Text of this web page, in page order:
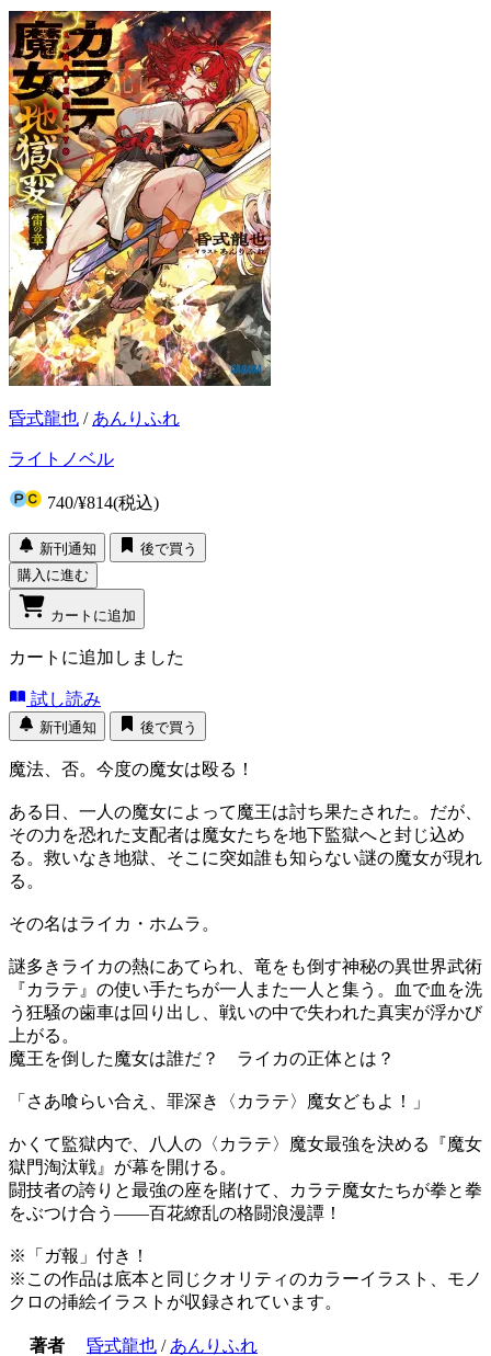
昏式龍也 / あんりふれ
ライトノベル
740/¥814(税込)
新刊通知
後で買う
購入に進む
カートに追加
カートに追加しました
試し読み
新刊通知 後で買う
魔法、否。今度の魔女は殴る！
ある日、一人の魔女によって魔王は討ち果たされた。だが、
その力を恐れた支配者は魔女たちを地下監獄へと封じ込め
る。救いなき地獄、そこに突如誰も知らない謎の魔女が現れ
る。
その名はライカ・ホムラ。
謎多きライカの熱にあてられ、竜をも倒す神秘の異世界武術
『カラテ』の使い手たちが一人また一人と集う。血で血を洗
う狂騒の歯車は回り出し、戦いの中で失われた真実が浮かび
上がる。
魔王を倒した魔女は誰だ？ ライカの正体とは？
「さあ喰らい合え、罪深き〈カラテ〉魔女どもよ！」
かくて監獄内で、八人の〈カラテ〉魔女最強を決める『魔女
獄門淘汰戦』が幕を開ける。
闘技者の誇りと最強の座を賭けて、カラテ魔女たちが拳と拳
をぶつけ合う――百花繚乱の格闘浪漫譚！
※「ガ報」付き！
※この作品は底本と同じクオリティのカラーイラスト、モノ
クロの挿絵イラストが収録されています。
著者 昏式龍也 / あんりふれ